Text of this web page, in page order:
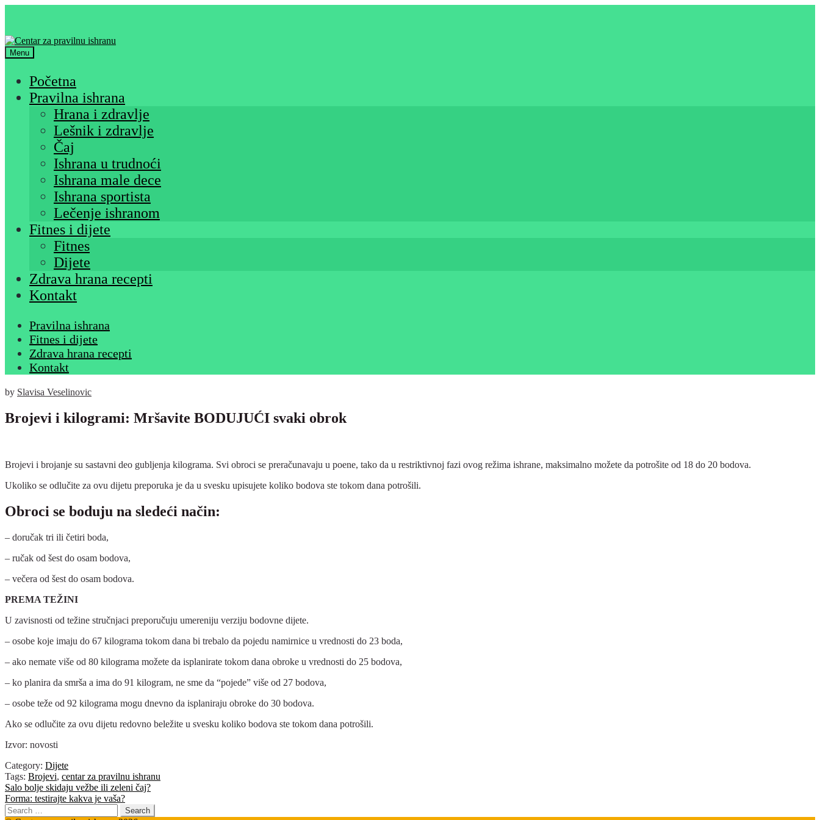
Menu
Početna
Pravilna ishrana
Hrana i zdravlje
Lešnik i zdravlje
Čaj
Ishrana u trudnoći
Ishrana male dece
Ishrana sportista
Lečenje ishranom
Fitnes i dijete
Fitnes
Dijete
Zdrava hrana recepti
Kontakt
Pravilna ishrana
Fitnes i dijete
Zdrava hrana recepti
Kontakt
by Slavisa Veselinovic
Brojevi i kilogrami: Mršavite BODUJUĆI svaki obrok
Brojevi i brojanje su sastavni deo gubljenja kilograma. Svi obroci se preračunavaju u poene, tako da u restriktivnoj fazi ovog režima ishrane, maksimalno možete da potrošite od 18 do 20 bodova.
Ukoliko se odlučite za ovu dijetu preporuka je da u svesku upisujete koliko bodova ste tokom dana potrošili.
Obroci se boduju na sledeći način:
– doručak tri ili četiri boda,
– ručak od šest do osam bodova,
– večera od šest do osam bodova.
PREMA TEŽINI
U zavisnosti od težine stručnjaci preporučuju umereniju verziju bodovne dijete.
– osobe koje imaju do 67 kilograma tokom dana bi trebalo da pojedu namirnice u vrednosti do 23 boda,
– ako nemate više od 80 kilograma možete da isplanirate tokom dana obroke u vrednosti do 25 bodova,
– ko planira da smrša a ima do 91 kilogram, ne sme da “pojede” više od 27 bodova,
– osobe teže od 92 kilograma mogu dnevno da isplaniraju obroke do 30 bodova.
Ako se odlučite za ovu dijetu redovno beležite u svesku koliko bodova ste tokom dana potrošili.
Izvor: novosti
Category: Dijete
Tags: Brojevi, centar za pravilnu ishranu
Post
navigation
Previous
post:
Salo bolje skidaju vežbe ili zeleni čaj?
Next
post:
Forma: testirajte kakva je vaša?
Search